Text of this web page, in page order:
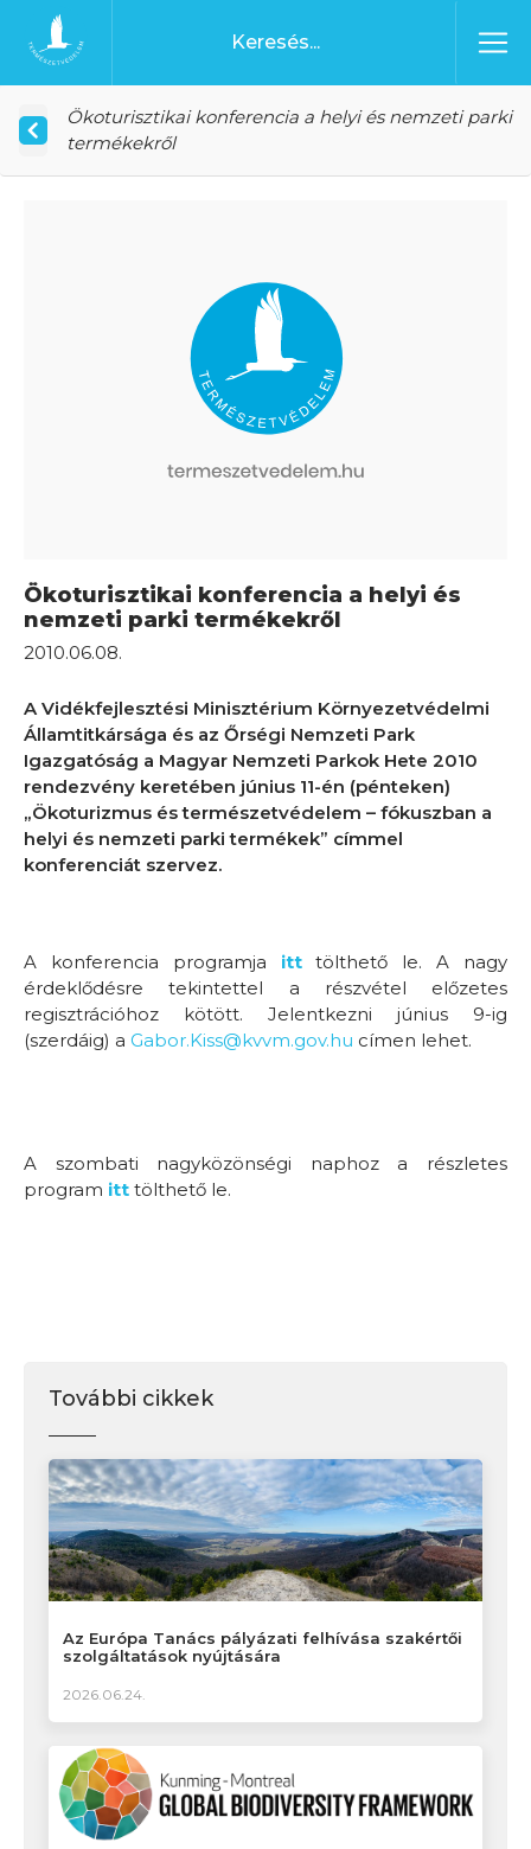
Ugrás a tartalomhoz
Főoldal
Ökoturisztikai konferencia a helyi és nemzeti parki
termékekről
Ökoturisztikai konferencia a helyi és
nemzeti parki termékekről
2010.06.08.
A Vidékfejlesztési Minisztérium Környezetvédelmi
Államtitkársága és az Őrségi Nemzeti Park
Igazgatóság a Magyar Nemzeti Parkok Hete 2010
rendezvény keretében június 11-én (pénteken)
„Ökoturizmus és természetvédelem – fókuszban a
helyi és nemzeti parki termékek” címmel
konferenciát szervez.
A konferencia programja itttölthető le. A nagy
érdeklődésre tekintettel a részvétel előzetes
regisztrációhoz kötött. Jelentkezni június 9-ig
(szerdáig) a Gabor.Kiss@kvvm.gov.hu címen lehet.
A szombati nagyközönségi naphoz a részletes
program itt tölthető le.
További cikkek
Az Európa Tanács pályázati felhívása szakértői
szolgáltatások nyújtására
2026.06.24.